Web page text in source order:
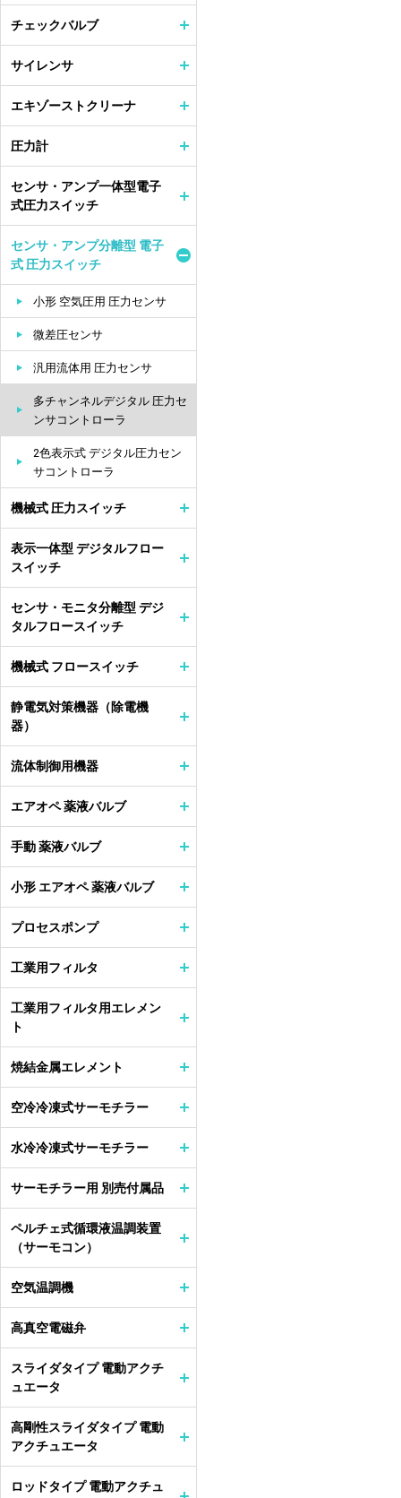
チェックバルブ
サイレンサ
エキゾーストクリーナ
圧力計
センサ・アンプ一体型電子
式圧力スイッチ
センサ・アンプ分離型 電子
式 圧力スイッチ
小形 空気圧用 圧力センサ
微差圧センサ
汎用流体用 圧力センサ
多チャンネルデジタル 圧力セ
ンサコントローラ
2色表示式 デジタル圧力セン
サコントローラ
機械式 圧力スイッチ
表示一体型 デジタルフロー
スイッチ
センサ・モニタ分離型 デジ
タルフロースイッチ
機械式 フロースイッチ
静電気対策機器（除電機
器）
流体制御用機器
エアオペ 薬液バルブ
手動 薬液バルブ
小形 エアオペ 薬液バルブ
プロセスポンプ
工業用フィルタ
工業用フィルタ用エレメン
ト
焼結金属エレメント
空冷冷凍式サーモチラー
水冷冷凍式サーモチラー
サーモチラー用 別売付属品
ペルチェ式循環液温調装置
（サーモコン）
空気温調機
高真空電磁弁
スライダタイプ 電動アクチ
ュエータ
高剛性スライダタイプ 電動
アクチュエータ
ロッドタイプ 電動アクチュ